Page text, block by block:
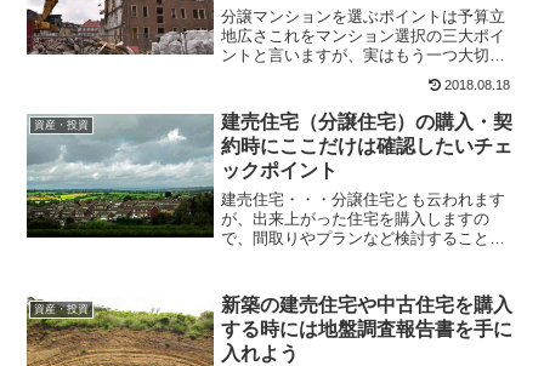
分譲マンションを選ぶポイントは予算立
地広さこれをマンション選択の三大ポイ
ントと言いますが、実はもう一つ大切な
た日本において、絶対に検討しなければ
ならない大事な要素。将来、資産価値が
大幅に下落するかもしれな...
2018.08.18
資産・投資
建売住宅（分譲住宅）の購入・契
約時にここだけは確認したいチェ
ックポイント
建売住宅・・・分譲住宅とも云われます
が、出来上がった住宅を購入しますの
で、間取りやプランなど検討することも
装の色や柄で悩む事もなく、手っ取り早
く住宅を手にする方法です。...
資産・投資
新築の建売住宅や中古住宅を購入
する時には地盤調査報告書を手に
入れよう